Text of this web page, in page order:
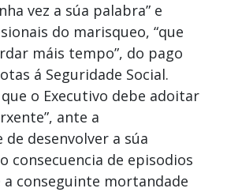
vez a súa palabra” e
do marisqueo, “que
máis tempo”, do pago
á Seguridade Social.
que o Executivo debe adoitar
ante a
desenvolver a súa
consecuencia de episodios
conseguinte mortandade